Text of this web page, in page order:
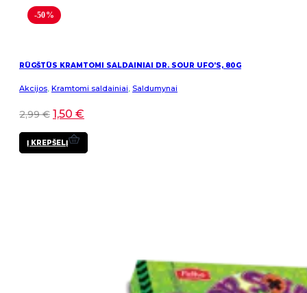
-50%
RŪGŠTŪS KRAMTOMI SALDAINIAI DR. SOUR UFO’S, 80G
Akcijos, Kramtomi saldainiai, Saldumynai
2,99€ 1,50 €
Į KREPŠELĮ